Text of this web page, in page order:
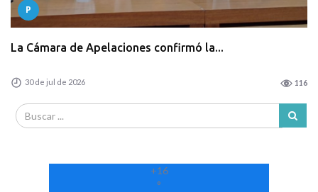
P
La Cámara de Apelaciones confirmó la...
30 de jul de 2026 116
+16
°